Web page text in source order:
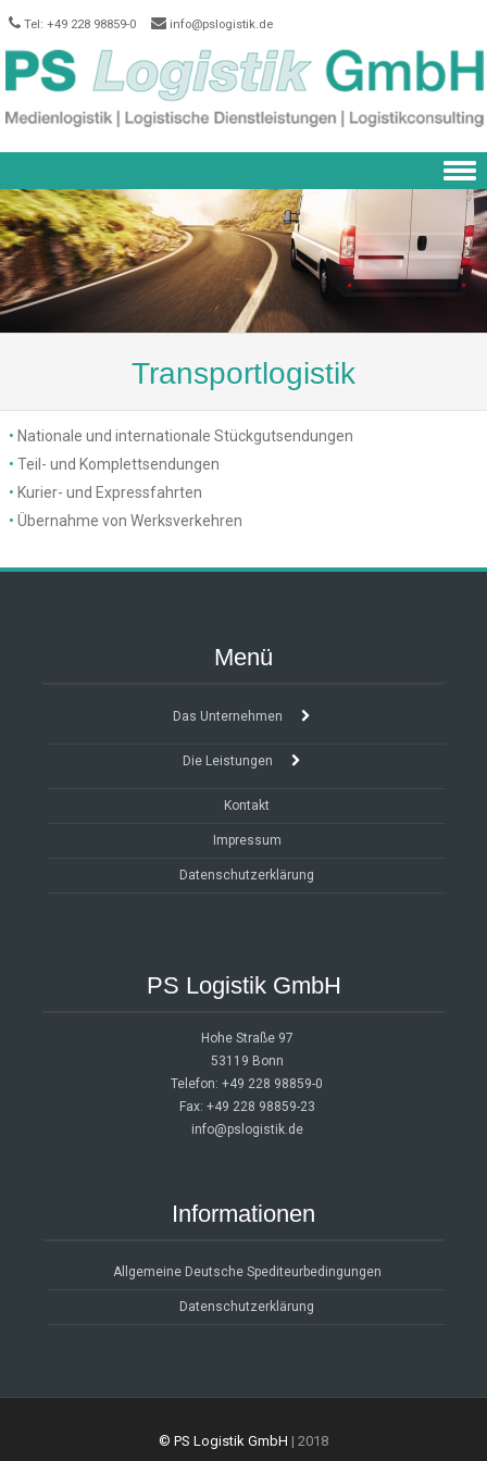
Tel: +49 228 98859-0 info@pslogistik.de
Skip to content
Transportlogistik
• Nationale und internationale Stückgutsendungen
• Teil- und Komplettsendungen
• Kurier- und Expressfahrten
• Übernahme von Werksverkehren
Menü
Das Unternehmen
Die Leistungen
Kontakt
Impressum
Datenschutzerklärung
PS Logistik GmbH
Hohe Straße 97
53119 Bonn
Telefon: +49 228 98859-0
Fax: +49 228 98859-23
info@pslogistik.de
Informationen
Allgemeine Deutsche Spediteurbedingungen
Datenschutzerklärung
© PS Logistik GmbH | 2018